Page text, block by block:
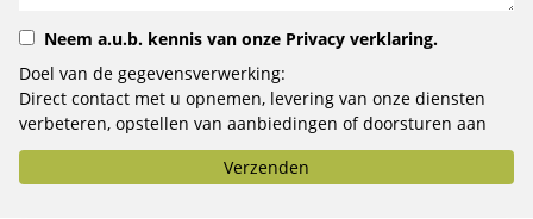
Neem a.u.b. kennis van onze Privacy verklaring.
Doel van de gegevensverwerking:
Direct contact met u opnemen, levering van onze diensten
verbeteren, opstellen van aanbiedingen of doorsturen aan
het door u geselecteerde bedrijf.
Verzenden